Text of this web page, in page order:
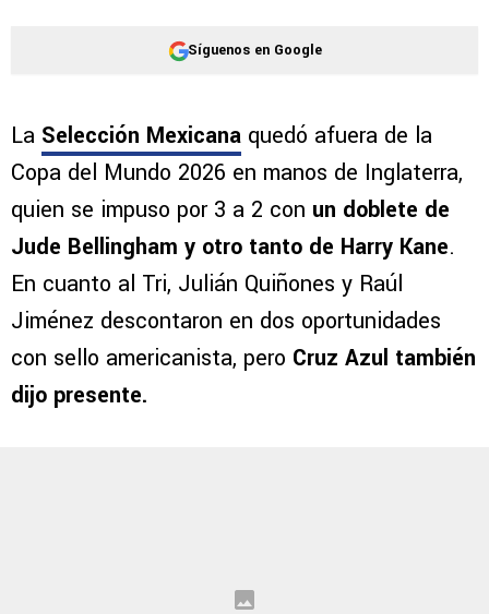
Síguenos en Google
La Selección Mexicana quedó afuera de la
Copa del Mundo 2026 en manos de Inglaterra,
quien se impuso por 3 a 2 con un doblete de
Jude Bellingham y otro tanto de Harry Kane.
En cuanto al Tri, Julián Quiñones y Raúl
Jiménez descontaron en dos oportunidades
con sello americanista, pero Cruz Azul también
dijo presente.